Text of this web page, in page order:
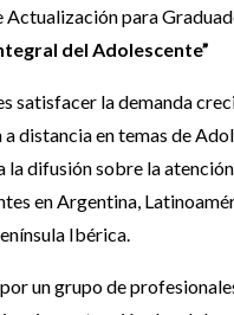
Actualización para
del Adolescente”
satisfacer la demanda
distancia en temas de
la difusión sobre la
en Argentina,
Ibérica.
un grupo de